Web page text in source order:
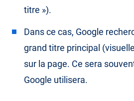
titre »).
Dans ce cas, Google
grand titre principal
sur la page. Ce sera
Google utilisera.